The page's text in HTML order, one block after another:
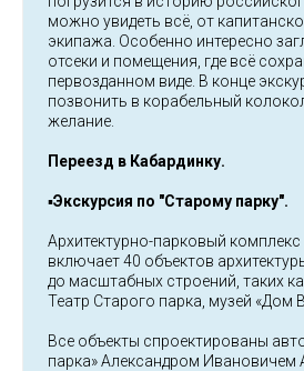
можно увидеть всё, от
экипажа. Особенно интересно
отсеки и помещения, где всё
первозданном виде. В конце
позвонить в корабельный
желание.
Переезд в Кабардинку.
▪️Экскурсия по "Старому парку".
Архитектурно-парковый комплекс
включает 40 объектов
до масштабных строений, таких
Театр Старого парка, музей «Дом
Все объекты спроектированы
парка» Александром Ивановичем